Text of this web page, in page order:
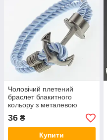
Чоловічий плетений
браслет блакитного
кольору з металевою
сріблястою вставкою як
якірна довжина 23 см
36 ₴
Купити